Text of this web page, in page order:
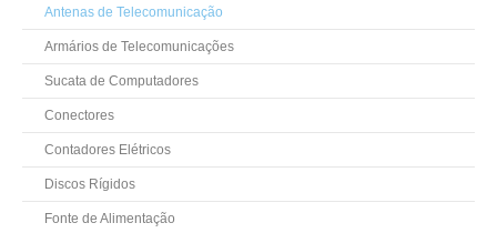
Antenas de Telecomunicação
Armários de Telecomunicações
Sucata de Computadores
Conectores
Contadores Elétricos
Discos Rígidos
Fonte de Alimentação